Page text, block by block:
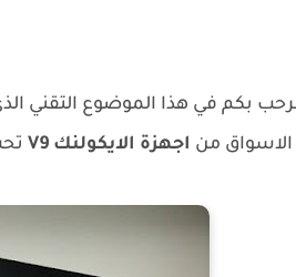
بكم في هذا الموضوع التقني
من اجهزة الايكولنك V9